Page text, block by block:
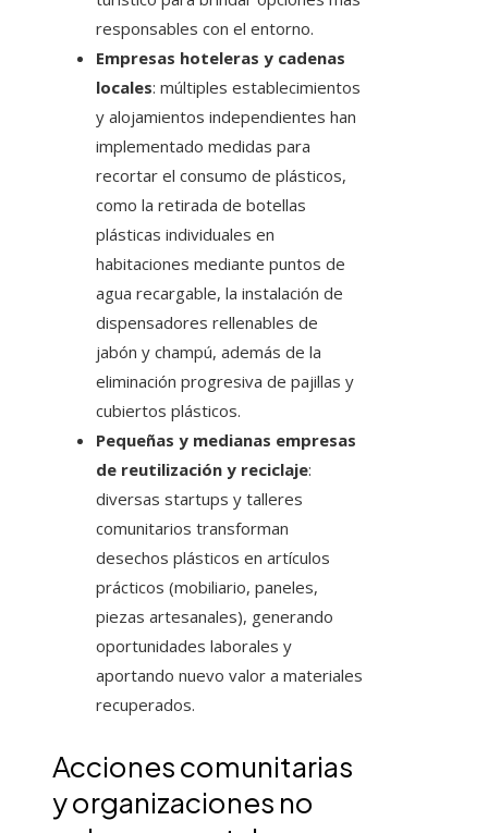
responsables con el entorno.
Empresas hoteleras y cadenas
locales: múltiples establecimientos
y alojamientos independientes han
implementado medidas para
recortar el consumo de plásticos,
como la retirada de botellas
plásticas individuales en
habitaciones mediante puntos de
agua recargable, la instalación de
dispensadores rellenables de
jabón y champú, además de la
eliminación progresiva de pajillas y
cubiertos plásticos.
Pequeñas y medianas empresas
de reutilización y reciclaje:
diversas startups y talleres
comunitarios transforman
desechos plásticos en artículos
prácticos (mobiliario, paneles,
piezas artesanales), generando
oportunidades laborales y
aportando nuevo valor a materiales
recuperados.
Acciones comunitarias
y organizaciones no